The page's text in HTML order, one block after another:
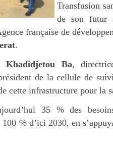
Transfusion
de son futur
française de
.
Khadidjetou Ba,
de la cellule de
cette infrastructure pour la
35 % des
% d’ici 2030, en